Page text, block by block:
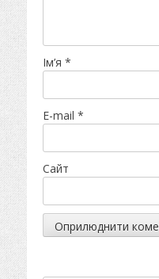
Ім’я *
E-mail *
Сайт